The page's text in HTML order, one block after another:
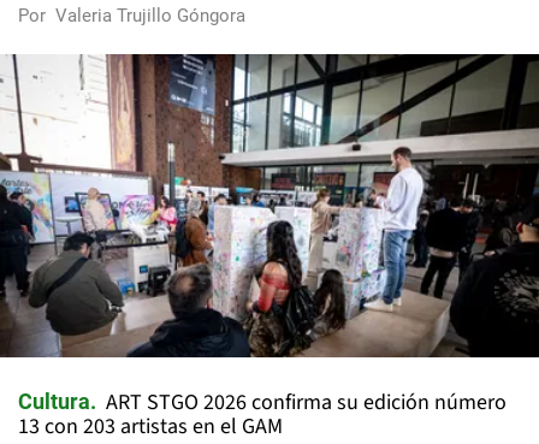
Por Valeria Trujillo Góngora
Cultura
ART STGO 2026 confirma su edición número
13 con 203 artistas en el GAM